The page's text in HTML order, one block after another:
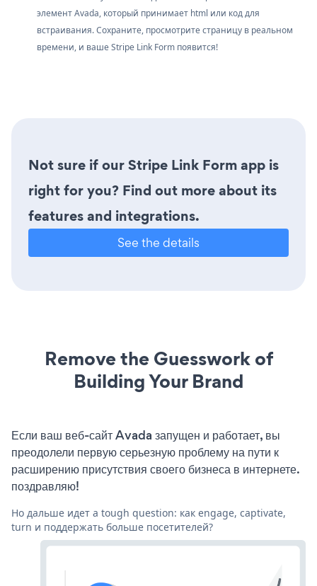
элемент Avada, который принимает html или код для
встраивания. Сохраните, просмотрите страницу в реальном
времени, и ваше Stripe Link Form появится!
Not sure if our Stripe Link Form app is
right for you? Find out more about its
features and integrations.
See the details
Remove the Guesswork of
Building Your Brand
Если ваш веб-сайт Avada запущен и работает, вы
преодолели первую серьезную проблему на пути к
расширению присутствия своего бизнеса в интернете.
поздравляю!
Но дальше идет a tough question: как engage, captivate,
turn и поддержать больше посетителей?